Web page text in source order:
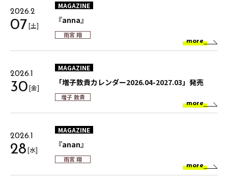
2026.2
07[土]
MAGAZINE
『anna』
雨宮 翔
more
2026.1
30[金]
MAGAZINE
「増子敦貴カレンダー2026.04-2027.03」発売
増子 敦貴
more
2026.1
28[水]
MAGAZINE
『anan』
雨宮 翔
more